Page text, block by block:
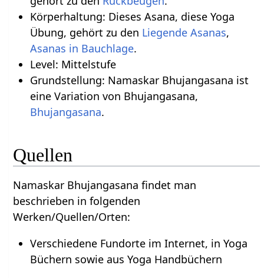
Körperhaltung: Dieses Asana, diese Yoga
Übung, gehört zu den Liegende Asanas,
Asanas in Bauchlage.
Level: Mittelstufe
Grundstellung: Namaskar Bhujangasana ist
eine Variation von Bhujangasana,
Bhujangasana.
Quellen
Namaskar Bhujangasana findet man
beschrieben in folgenden
Werken/Quellen/Orten:
Verschiedene Fundorte im Internet, in Yoga
Büchern sowie aus Yoga Handbüchern